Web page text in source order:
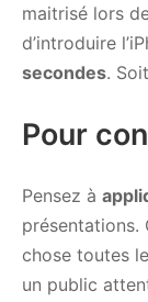
maitrisé lors
d’introduire
secondes.
Pour
Pensez à
présentations.
chose toutes
un public